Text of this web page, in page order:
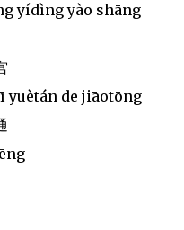
yídìng yào shāng
yuètán de jiāotōng